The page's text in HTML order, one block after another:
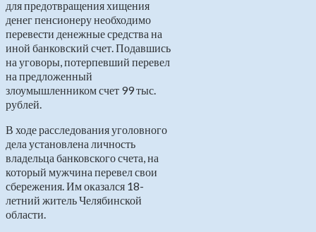
для предотвращения хищения
денег пенсионеру необходимо
перевести денежные средства на
иной банковский счет. Подавшись
на уговоры, потерпевший перевел
на предложенный
злоумышленником счет 99 тыс.
рублей.
В ходе расследования уголовного
дела установлена личность
владельца банковского счета, на
который мужчина перевел свои
сбережения. Им оказался 18-
летний житель Челябинской
области.